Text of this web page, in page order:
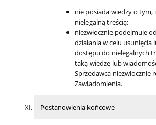
nie posiada wiedzy o tym,
nielegalną treścią;
niezwłocznie podejmuje
działania w celu
dostępu do nielegalnych
taką wiedzę lub
Sprzedawca niezwłocznie
Zawiadomienia.
Postanowienia końcowe